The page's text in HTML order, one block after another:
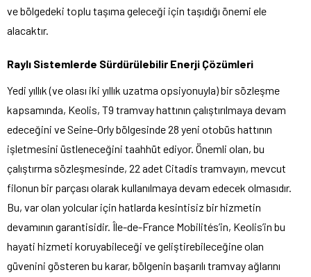
ve bölgedeki toplu taşıma geleceği için taşıdığı önemi ele
alacaktır.
Raylı Sistemlerde Sürdürülebilir Enerji Çözümleri
Yedi yıllık (ve olası iki yıllık uzatma opsiyonuyla) bir sözleşme
kapsamında, Keolis, T9 tramvay hattının çalıştırılmaya devam
edeceğini ve Seine-Orly bölgesinde 28 yeni otobüs hattının
işletmesini üstleneceğini taahhüt ediyor. Önemli olan, bu
çalıştırma sözleşmesinde, 22 adet Citadis tramvayın, mevcut
filonun bir parçası olarak kullanılmaya devam edecek olmasıdır.
Bu, var olan yolcular için hatlarda kesintisiz bir hizmetin
devamının garantisidir. Île-de-France Mobilités’in, Keolis’in bu
hayati hizmeti koruyabileceği ve geliştirebileceğine olan
güvenini gösteren bu karar, bölgenin başarılı tramvay ağlarını